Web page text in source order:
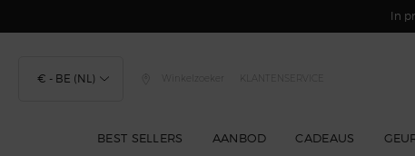
In
€ - BE (NL) Winkelzoeker KLANTENSERVICE
BEST SELLERS AANBOD CADEAUS